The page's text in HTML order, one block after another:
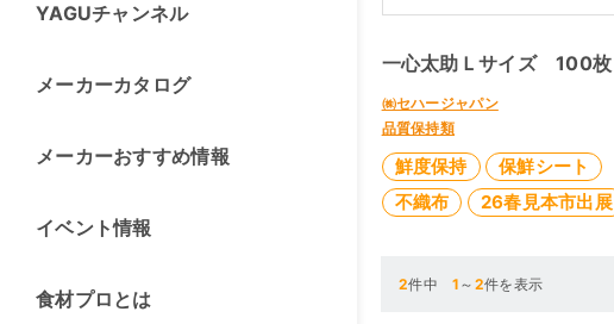
YAGUチャンネル
メーカーカタログ
メーカーおすすめ情報
イベント情報
食材プロとは
一心太助Ｌサイズ 100枚
㈱セハージャパン
品質保持類
鮮度保持
保鮮シート
不織布
26春見本市出展
2件中1 ～ 2件を表示